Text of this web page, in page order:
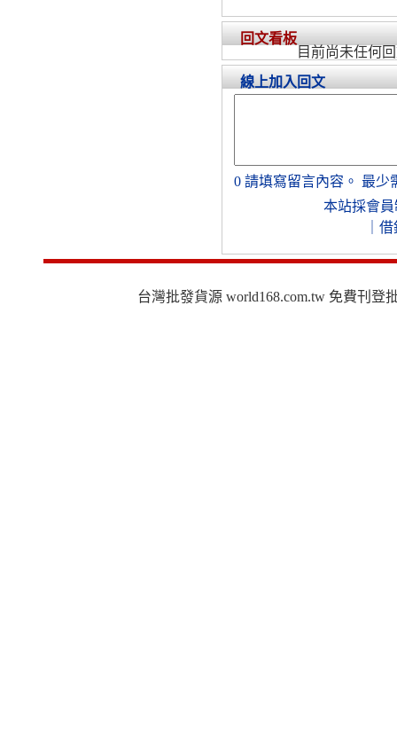
回文看板
目前尚未任何
線上加入回文
0 請填寫留言內容。 最少
本站採會員
借
台灣批發貨源 world168.com.tw 免費刊登